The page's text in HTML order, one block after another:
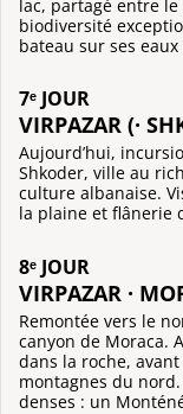
lac, partagé entre
biodiversité
bateau sur ses
7ᵉ JOUR
VIRPAZAR (·
Aujourd’hui,
Shkoder, ville au
culture albanaise.
la plaine et flânerie
8ᵉ JOUR
VIRPAZAR ·
Remontée vers le
canyon de Moraca.
dans la roche,
montagnes du nord.
denses : un